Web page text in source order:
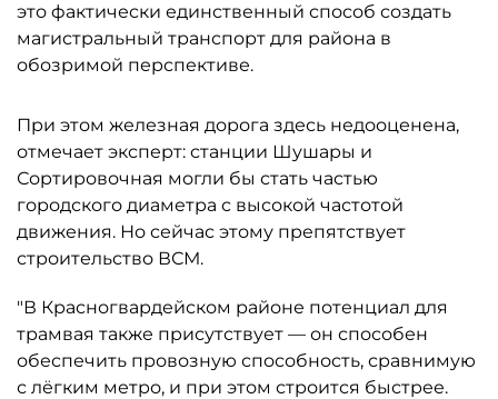
это фактически единственный способ создать
магистральный транспорт для района в
обозримой перспективе.
При этом железная дорога здесь недооценена,
отмечает эксперт: станции Шушары и
Сортировочная могли бы стать частью
городского диаметра с высокой частотой
движения. Но сейчас этому препятствует
строительство ВСМ.
"В Красногвардейском районе потенциал для
трамвая также присутствует — он способен
обеспечить провозную способность, сравнимую
с лёгким метро, и при этом строится быстрее.